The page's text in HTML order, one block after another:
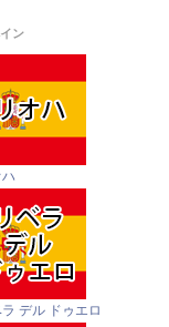
ン
ハ
ラ デル ドゥエロ